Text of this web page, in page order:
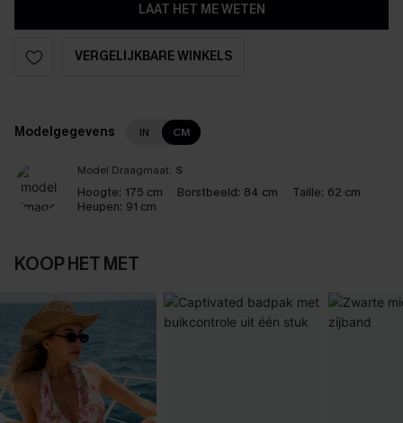
LAAT HET ME WETEN
VERGELIJKBARE WINKELS
Modelgegevens IN CM
Model Draagmaat: S
Hoogte: 175 cm Borstbeeld: 84 cm Taille: 62 cm
Heupen: 91 cm
KOOP HET MET